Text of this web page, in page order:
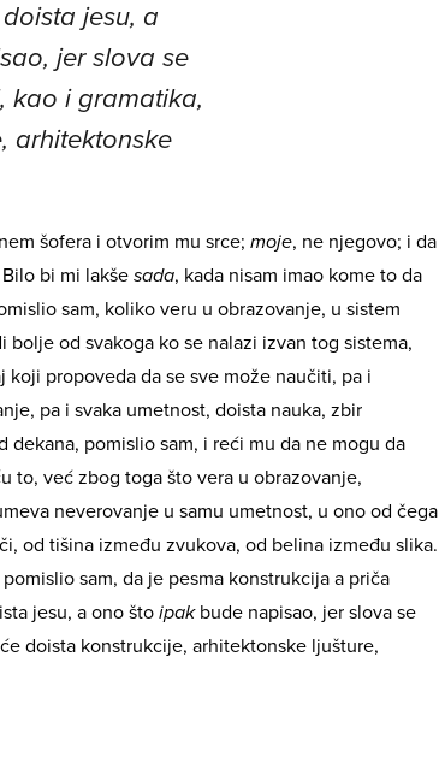
jesu, a
jer slova se
kao i gramatika,
arhitektonske
šofera i otvorim mu srce; moje, ne njegovo; i da
bi mi lakše sada, kada nisam imao kome to da
sam, koliko veru u obrazovanje, u sistem
od svakoga ko se nalazi izvan tog sistema,
propoveda da se sve može naučiti, pa i
pa i svaka umetnost, doista nauka, zbir
pomislio sam, i reći mu da ne mogu da
to, već zbog toga što vera u obrazovanje,
neverovanje u samu umetnost, u ono od čega
od tišina između zvukova, od belina između slika.
sam, da je pesma konstrukcija a priča
jesu, a ono što ipakbude napisao, jer slova se
doista konstrukcije, arhitektonske ljušture,